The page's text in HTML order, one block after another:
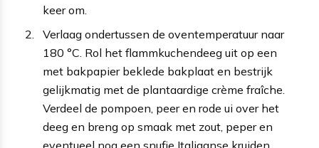
keer om.
Verlaag ondertussen de oventemperatuur naar
180 °C. Rol het flammkuchendeeg uit op een
met bakpapier beklede bakplaat en bestrijk
gelijkmatig met de plantaardige crème fraîche.
Verdeel de pompoen, peer en rode ui over het
deeg en breng op smaak met zout, peper en